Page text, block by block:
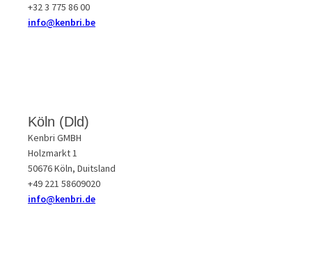
+32 3 775 86 00
info@kenbri.be
Köln (Dld)
Kenbri GMBH
Holzmarkt 1
50676 Köln, Duitsland
+49 221 58609020
info@kenbri.de